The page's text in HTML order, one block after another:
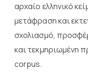
αρχαίο ελληνικό
μετάφραση και
σχολιασμό,
και τεκμηριωμένη
corpus.